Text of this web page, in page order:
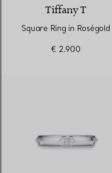
Tiffany T
Square Ring in Roségold
€ 2.900